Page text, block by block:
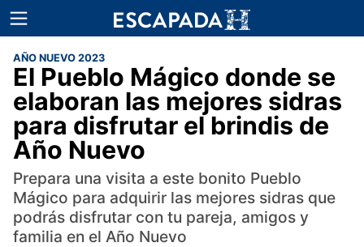
AÑO NUEVO 2023
El Pueblo Mágico donde se
elaboran las mejores sidras
para disfrutar el brindis de
Año Nuevo
Prepara una visita a este bonito Pueblo
Mágico para adquirir las mejores sidras que
podrás disfrutar con tu pareja, amigos y
familia en el Año Nuevo